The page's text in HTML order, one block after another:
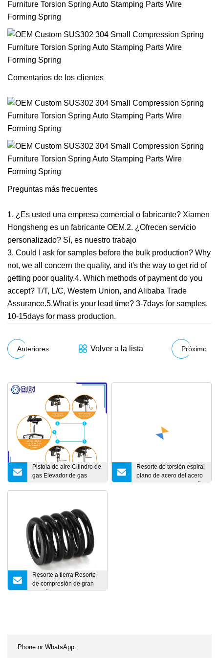
Comentarios de los clientes
Preguntas más frecuentes
1. ¿Es usted una empresa comercial o fabricante? Xiamen
Hongsheng es un fabricante OEM.2. ¿Ofrecen servicio
personalizado? Sí, es nuestro trabajo
3. Could I ask for samples before the bulk production? Why
not, we all concern the quality, and it's the way to get rid of
getting poor quality.4. Which methods of payment do you
accept? T/T, L/C, Western Union, and Alibaba Trade
Assurance.5.What is your lead time? 3-7days for samples,
10-15days for mass production.
Anteriores Volver a la lista Próximo
Pistola de aire Cilindro de
gas Elevador de gas
Resorte de gas
Resorte de torsión espiral
plano de acero del acero
inoxidable de la pequeña
Resorte a tierra Resorte
de compresión de gran
tamaño